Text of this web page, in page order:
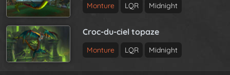
Monture LQR Midnight
Croc-du-ciel topaze
Monture LQR Midnight